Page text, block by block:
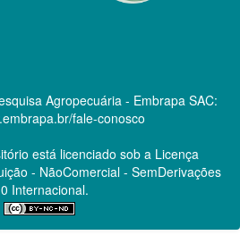
Agropecuária - Embrapa SAC:
fale-conosco
está licenciado sob a Licença
- NãoComercial - SemDerivações
Internacional.